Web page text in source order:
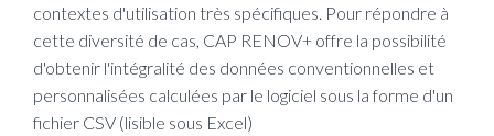
contextes d'utilisation très spécifiques. Pour répondre à
cette diversité de cas, CAP RENOV+ offre la possibilité
d'obtenir l'intégralité des données conventionnelles et
personnalisées calculées par le logiciel sous la forme d'un
fichier CSV (lisible sous Excel)